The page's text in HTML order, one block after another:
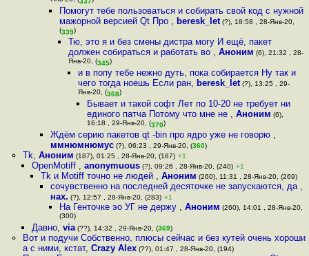
Помогут тебе пользоваться и собирать свой код с нужной
мажорной версией Qt Про , beresk_let(?), 18:58 , 28-Янв-20,
(339)
Тю, это я и без смены дистра могу И ещё, пакет
должен собираться и работать во ,Аноним (6), 21:32 , 28-
Янв-20, (345)
и в попу тебе нежно дуть, пока собирается Ну так и
чего тогда ноешь Если ран, beresk_let(?), 13:25 , 29-
Янв-20, (368)
Бывает и такой софт Лет по 10-20 не требует ни
единого патча Потому что мне не , Аноним (6),
16:18 , 29-Янв-20, (370)
Ждём серию пакетов qt -bin про ядро уже не говорю ,
ммнюмнюмус(?), 06:23 , 29-Янв-20, (360)
Tk, Аноним (187), 01:25 , 28-Янв-20, (187) +1
OpenMotiff , anonymuous(?), 09:26 , 28-Янв-20, (240) +1
Tk и Motiff точно не людей ,Аноним (260), 11:31 , 28-Янв-20, (269)
сочувственно на последней десяточке не запускаются, да ,
нах. (?), 12:57 , 28-Янв-20, (283) +1
На Генточке эо УГ не держу , Аноним (260), 14:01 , 28-Янв-20,
(300)
Давно, via(??), 14:32 , 29-Янв-20, (369)
Вот и подучи Собственно, плюсы сейчас и без кутей очень хороши
а с ними, кстат, Crazy Alex(??), 01:47 , 28-Янв-20, (194)